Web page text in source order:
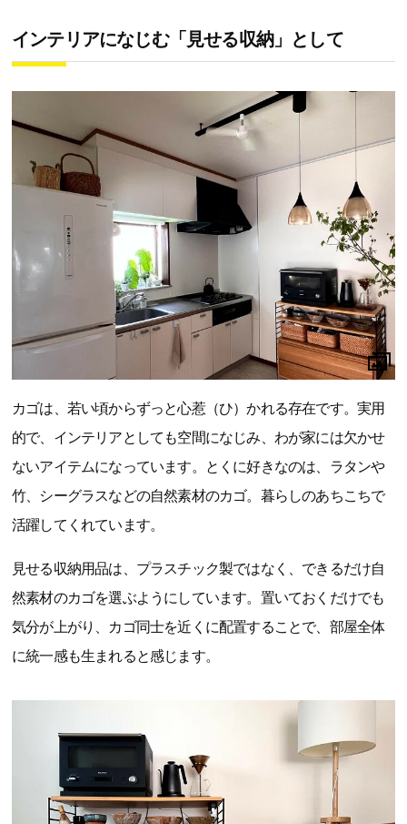
インテリアになじむ「見せる収納」として
カゴは、若い頃からずっと心惹（ひ）かれる存在です。実用
的で、インテリアとしても空間になじみ、わが家には欠かせ
ないアイテムになっています。とくに好きなのは、ラタンや
竹、シーグラスなどの自然素材のカゴ。暮らしのあちこちで
活躍してくれています。
見せる収納用品は、プラスチック製ではなく、できるだけ自
然素材のカゴを選ぶようにしています。置いておくだけでも
気分が上がり、カゴ同士を近くに配置することで、部屋全体
に統一感も生まれると感じます。